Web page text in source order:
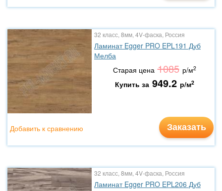
32 класс, 8мм, 4V-фаска, Россия
Ламинат Egger PRO EPL191 Дуб
Мелба
Старая цена 1085 р/м2
Купить за 949.2 р/м2
Заказать
Добавить к сравнению
32 класс, 8мм, 4V-фаска, Россия
Ламинат Egger PRO EPL206 Дуб